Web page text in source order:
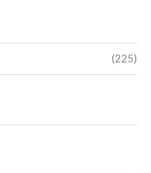
(225)